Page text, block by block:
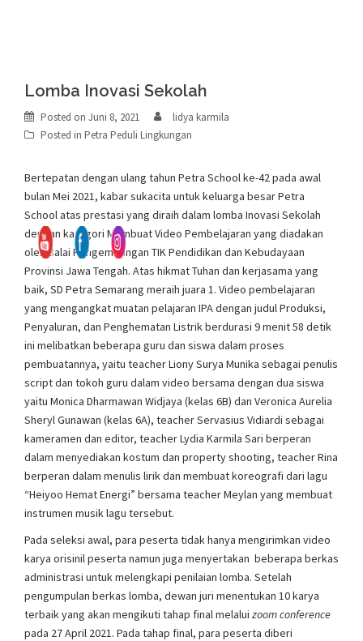
Lomba Inovasi Sekolah
Posted on Juni 8, 2021
lidya karmila
Posted in Petra Peduli Lingkungan
Bertepatan dengan ulang tahun Petra School ke-42 pada awal
bulan Mei 2021, kabar sukacita untuk keluarga besar Petra
School atas prestasi yang diraih dalam lomba Inovasi Sekolah
dengan kategori Membuat Video Pembelajaran yang diadakan
oleh Balai Pengembangan TIK Pendidikan dan Kebudayaan
Provinsi Jawa Tengah. Atas hikmat Tuhan dan kerjasama yang
baik, SD Petra Semarang meraih juara 1. Video pembelajaran
yang mengangkat muatan pelajaran IPA dengan judul Produksi,
Penyaluran, dan Penghematan Listrik berdurasi 9 menit 58 detik
ini melibatkan beberapa guru dan siswa dalam proses
pembuatannya, yaitu teacher Liony Surya Munika sebagai penulis
script dan tokoh guru dalam video bersama dengan dua siswa
yaitu Monica Dharmawan Widjaya (kelas 6B) dan Veronica Aurelia
Sheryl Gunawan (kelas 6A), teacher Servasius Vidiardi sebagai
kameramen dan editor, teacher Lydia Karmila Sari berperan
dalam menyediakan kostum dan property shooting, teacher Rina
berperan dalam menulis lirik dan membuat koreografi dari lagu
“Heiyoo Hemat Energi” bersama teacher Meylan yang membuat
instrumen musik lagu tersebut.
Pada seleksi awal, para peserta tidak hanya mengirimkan video
karya orisinil peserta namun juga menyertakan beberapa berkas
administrasi untuk melengkapi penilaian lomba. Setelah
pengumpulan berkas lomba, dewan juri menentukan 10 karya
terbaik yang akan mengikuti tahap final melalui zoom conference
pada 27 April 2021. Pada tahap final, para peserta diberi